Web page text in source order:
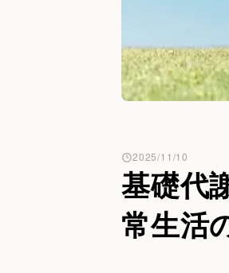
基礎代
常生活
2025/11/10